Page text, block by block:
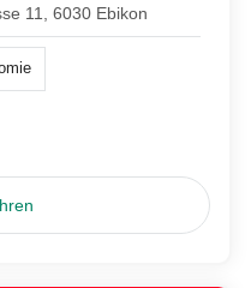
11, 6030 Ebikon